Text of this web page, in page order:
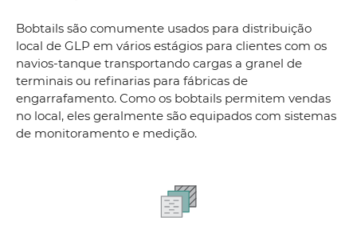
Bobtails são comumente usados para distribuição
local de GLP em vários estágios para clientes com os
navios-tanque transportando cargas a granel de
terminais ou refinarias para fábricas de
engarrafamento. Como os bobtails permitem vendas
no local, eles geralmente são equipados com sistemas
de monitoramento e medição.